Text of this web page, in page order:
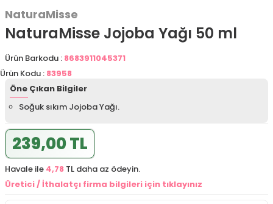
NaturaMisse
NaturaMisse Jojoba Yağı 50 ml
Ürün Barkodu : 8683911045371
Ürün Kodu : 83958
Öne Çıkan Bilgiler
Soğuk sıkım Jojoba Yağı.
239,00 TL
Havale ile 4,78 TL daha az ödeyin.
Üretici / İthalatçı firma bilgileri için tıklayınız